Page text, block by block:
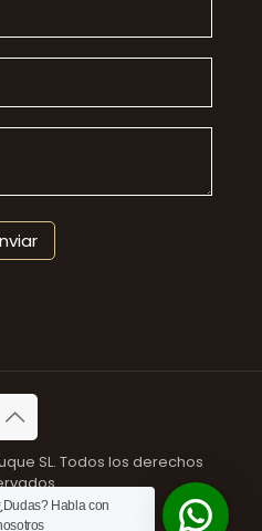
SL. Todos los derechos
Habla con